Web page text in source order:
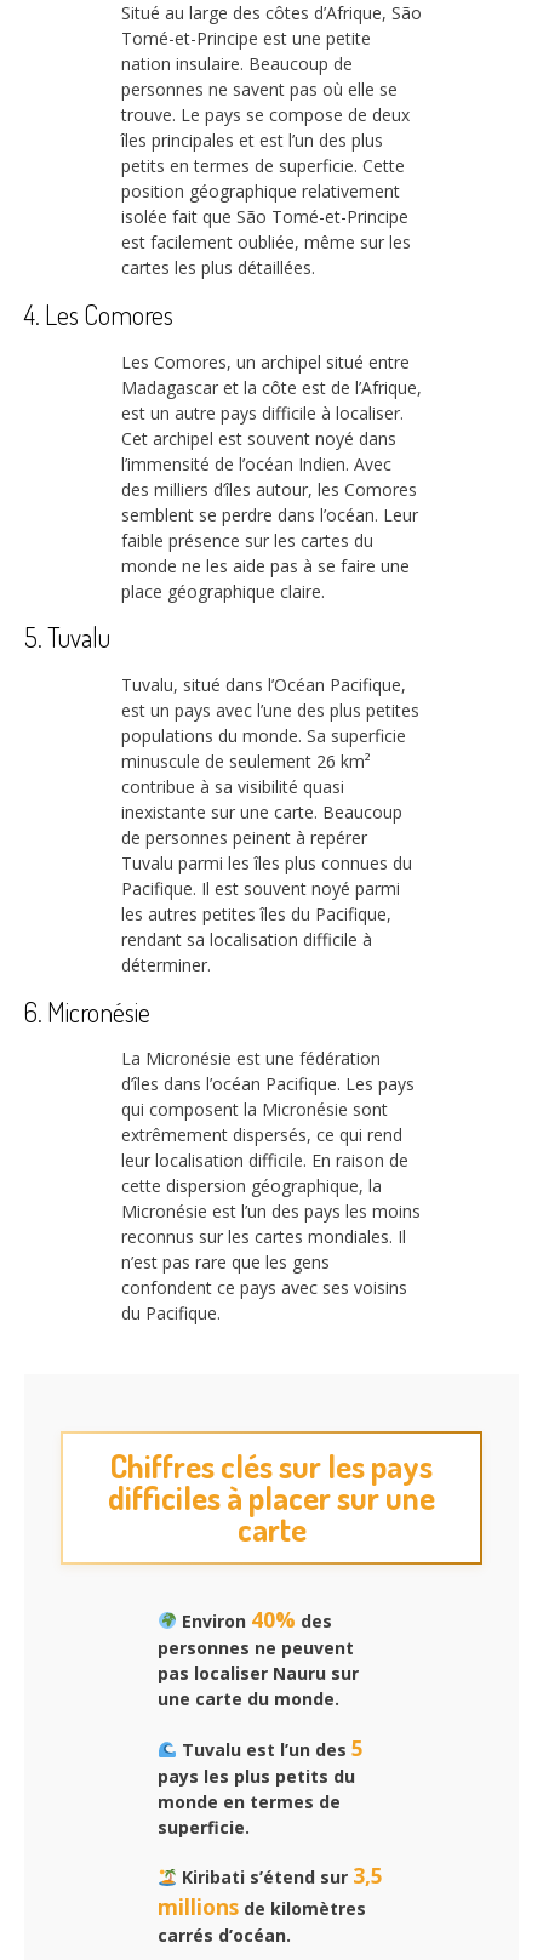
Situé au large des côtes d’Afrique, São
Tomé-et-Principe est une petite
nation insulaire. Beaucoup de
personnes ne savent pas où elle se
trouve. Le pays se compose de deux
îles principales et est l’un des plus
petits en termes de superficie. Cette
position géographique relativement
isolée fait que São Tomé-et-Principe
est facilement oubliée, même sur les
cartes les plus détaillées.
4. Les Comores
Les Comores, un archipel situé entre
Madagascar et la côte est de l’Afrique,
est un autre pays difficile à localiser.
Cet archipel est souvent noyé dans
l’immensité de l’océan Indien. Avec
des milliers d’îles autour, les Comores
semblent se perdre dans l’océan. Leur
faible présence sur les cartes du
monde ne les aide pas à se faire une
place géographique claire.
5. Tuvalu
Tuvalu, situé dans l’Océan Pacifique,
est un pays avec l’une des plus petites
populations du monde. Sa superficie
minuscule de seulement 26 km²
contribue à sa visibilité quasi
inexistante sur une carte. Beaucoup
de personnes peinent à repérer
Tuvalu parmi les îles plus connues du
Pacifique. Il est souvent noyé parmi
les autres petites îles du Pacifique,
rendant sa localisation difficile à
déterminer.
6. Micronésie
La Micronésie est une fédération
d’îles dans l’océan Pacifique. Les pays
qui composent la Micronésie sont
extrêmement dispersés, ce qui rend
leur localisation difficile. En raison de
cette dispersion géographique, la
Micronésie est l’un des pays les moins
reconnus sur les cartes mondiales. Il
n’est pas rare que les gens
confondent ce pays avec ses voisins
du Pacifique.
Chiffres clés sur les pays
difficiles à placer sur une
carte
Environ 40% des
personnes ne peuvent
pas localiser Nauru sur
une carte du monde.
Tuvalu est l’un des 5
pays les plus petits du
monde en termes de
superficie.
Kiribati s’étend sur 3,5
millions de kilomètres
carrés d’océan.